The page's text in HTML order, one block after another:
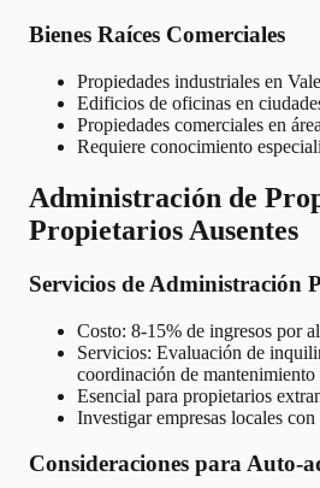
Bienes Raíces Comerciales
Propiedades industriales en
Edificios de oficinas en
Propiedades comerciales en
Requiere conocimiento
Administración de
Propietarios Ausentes
Servicios de Administración
Costo: 8-15% de ingresos por
Servicios: Evaluación de
coordinación de mantenimiento
Esencial para propietarios
Investigar empresas locales
Consideraciones para Auto-